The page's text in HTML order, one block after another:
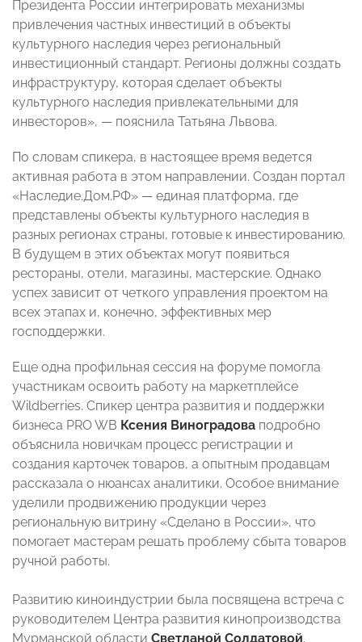
Президента России интегрировать механизмы
привлечения частных инвестиций в объекты
культурного наследия через региональный
инвестиционный стандарт. Регионы должны создать
инфраструктуру, которая сделает объекты
культурного наследия привлекательными для
инвесторов», — пояснила Татьяна Львова.
По словам спикера, в настоящее время ведется
активная работа в этом направлении. Создан портал
«Наследие.Дом.РФ» — единая платформа, где
представлены объекты культурного наследия в
разных регионах страны, готовые к инвестированию.
В будущем в этих объектах могут появиться
рестораны, отели, магазины, мастерские. Однако
успех зависит от четкого управления проектом на
всех этапах и, конечно, эффективных мер
господдержки.
Еще одна профильная сессия на форуме помогла
участникам освоить работу на маркетплейсе
Wildberries. Спикер центра развития и поддержки
бизнеса PRO WB Ксения Виноградова подробно
объяснила новичкам процесс регистрации и
создания карточек товаров, а опытным продавцам
рассказала о нюансах аналитики. Особое внимание
уделили продвижению продукции через
региональную витрину «Сделано в России», что
помогает мастерам решать проблему сбыта товаров
ручной работы.
Развитию киноиндустрии была посвящена встреча с
руководителем Центра развития кинопроизводства
Мурманской области Светланой Солдатовой.